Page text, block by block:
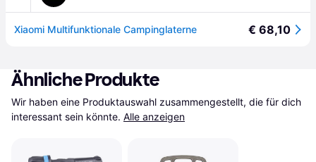
Xiaomi Multifunktionale Campinglaterne € 68,10
Ähnliche Produkte
Wir haben eine Produktauswahl zusammengestellt, die für dich
interessant sein könnte. Alle anzeigen